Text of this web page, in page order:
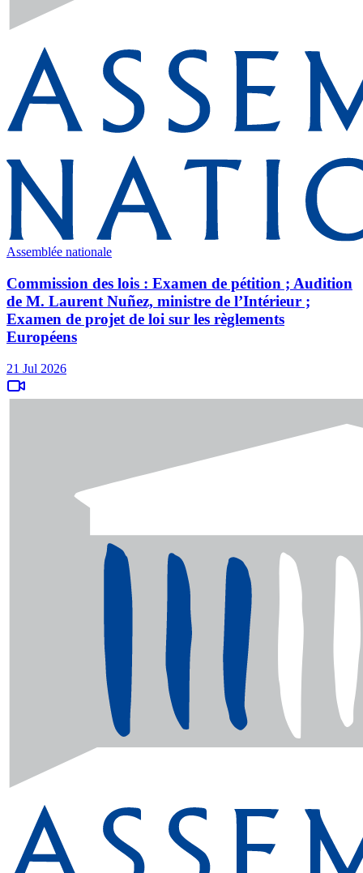
Assemblée nationale
Commission des lois : Examen de pétition ; Audition
de M. Laurent Nuñez, ministre de l’Intérieur ;
Examen de projet de loi sur les règlements
Européens
21 Jul 2026